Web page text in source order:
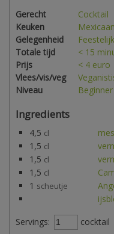
Gerecht
Cocktail
Keuken
Gelegenheid
Feestelijk
Totale tijd
< 15
Prijs
< 4 euro
Vlees/vis/veg
Niveau
Beginner
Ingredients
4,5 cl
1,5 cl
1,5 cl
1,5 cl
1 scheutje
Servings:
cocktail